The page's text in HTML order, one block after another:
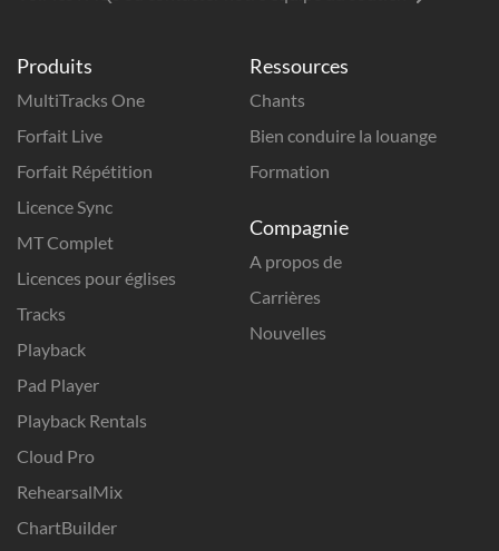
Produits
MultiTracks One
Forfait Live
Forfait Répétition
Licence Sync
MT Complet
Licences pour églises
Tracks
Playback
Pad Player
Playback Rentals
Cloud Pro
RehearsalMix
ChartBuilder
Ressources
Chants
Bien conduire la louange
Formation
Compagnie
A propos de
Carrières
Nouvelles